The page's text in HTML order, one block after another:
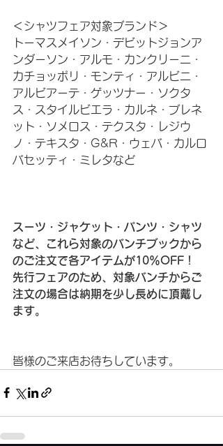
＜シャツフェア対象ブランド＞
トーマスメイソン・デビットジョンア
ンダーソン・アルモ・カンクリーニ・
カチョッポリ・モンティ・アルビニ・
アルビアーテ・ゲッツナー・ソクタ
ス・スタイルビエラ・カルネ・ブレネ
ット・ソメロス・テクスタ・レジウ
ノ・テキスタ・G&R・ウェバ・カルロ
バセッティ・ミレタなど
スーツ・ジャケット・パンツ・シャツ
など、これら対象のバンチブックから
のご注文で各アイテムが10％OFF！
先行フェアのため、対象バンチからご
注文の場合は納期を少し長めに頂戴し
ます。
皆様のご来店お待ちしています。